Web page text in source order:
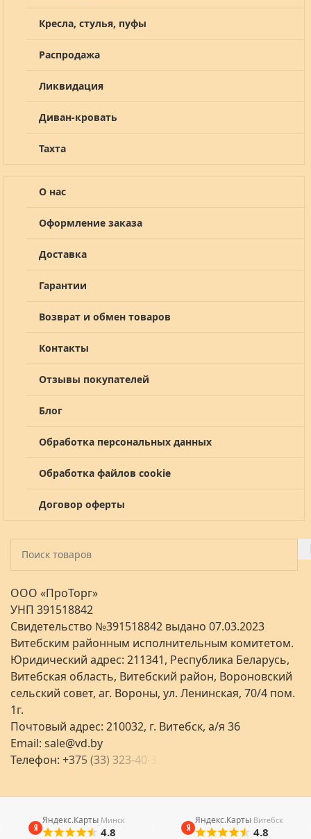
Кресла, стулья, пуфы
Распродажа
Ликвидация
Диван-кровать
Тахта
О нас
Оформление заказа
Доставка
Гарантии
Возврат и обмен товаров
Контакты
Отзывы покупателей
Блог
Обработка персональных данных
Обработка файлов cookie
Договор оферты
ООО «ПроТорг»
УНП 391518842
Свидетельство №391518842 выдано 07.03.2023
Витебским районным исполнительным комитетом.
Юридический адрес: 211341, Республика Беларусь,
Витебская область, Витебский район, Вороновский
сельский совет, аг. Вороны, ул. Ленинская, 70/4 пом.
1г.
Почтовый адрес: 210032, г. Витебск, а/я 36
Email:sale@vd.by
Телефон:+375(33) 323-40-
Яндекс.Карты Минск
4.8
Яндекс.Карты Витебск
4.8